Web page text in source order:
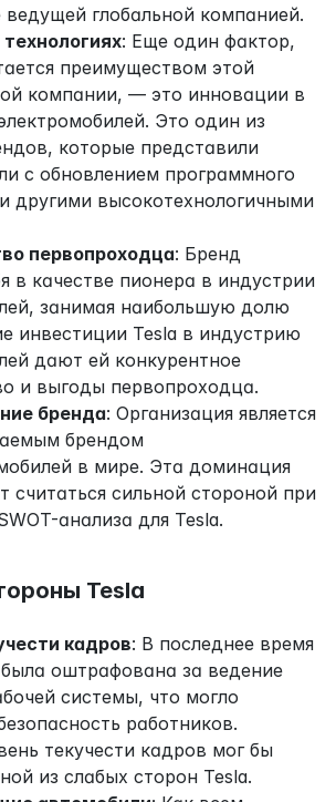
глобальной компанией.
: Еще один фактор,
преимуществом этой
компании, — это инновации в
Это один из
которые представили
с обновлением программного
другими высокотехнологичными
первопроходца: Бренд
в качестве пионера в индустрии
занимая наибольшую долю
инвестиции Tesla в индустрию
дают ей конкурентное
и выгоды первопроходца.
бренда: Организация является
брендом
в мире. Эта доминация
считаться сильной стороной при
анализа для Tesla.
Tesla
кадров: В последнее время
оштрафована за ведение
системы, что могло
работников.
текучести кадров мог бы
из слабых сторон Tesla.